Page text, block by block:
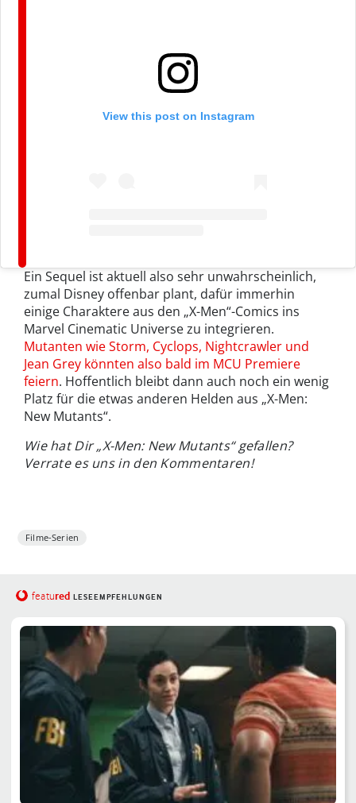
View this post on Instagram
Ein Sequel ist aktuell also sehr unwahrscheinlich,
zumal Disney offenbar plant, dafür immerhin
einige Charaktere aus den „X-Men“-Comics ins
Marvel Cinematic Universe zu integrieren.
Mutanten wie Storm, Cyclops, Nightcrawler und
Jean Grey könnten also bald im MCU Premiere
feiern. Hoffentlich bleibt dann auch noch ein wenig
Platz für die etwas anderen Helden aus „X-Men:
New Mutants“.
Wie hat Dir „X-Men: New Mutants“gefallen?
Verrate es uns in den Kommentaren!
Filme-Serien
featured LESEEMPFEHLUNGEN